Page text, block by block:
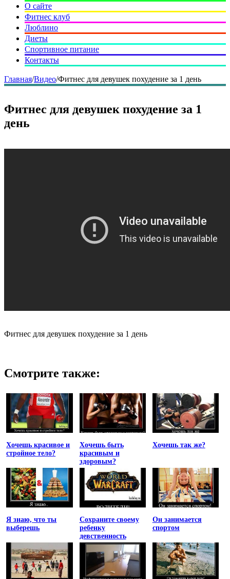
О сайте
Фитнес клуб
Люблино
Диеты
Спортивное питание
Контакты
Главная/Видео/Фитнес для девушек похудение за 1 день
Фитнес для девушек похудение за 1
день
Фитнес для девушек похудение за 1 день
Смотрите также:
Хочешь красивое и
стройное тело?
Хочешь быть
красивым и
здоровым?
Хочешь так же?
Я знаю, что ты
выберешь
Сохраните своему
ребенку
девственность
Он занимается
спортом